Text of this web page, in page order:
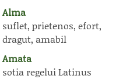
Alma
suflet, prietenos, efort,
dragut, amabil
Amata
sotia regelui Latinus